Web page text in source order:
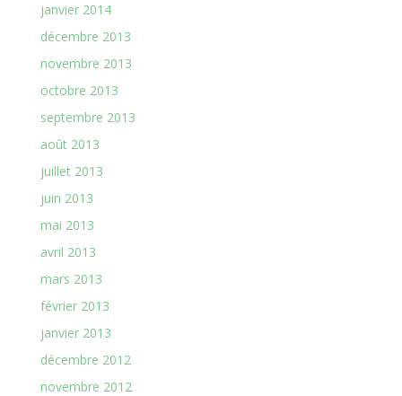
janvier 2014
décembre 2013
novembre 2013
octobre 2013
septembre 2013
août 2013
juillet 2013
juin 2013
mai 2013
avril 2013
mars 2013
février 2013
janvier 2013
décembre 2012
novembre 2012